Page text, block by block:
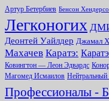
Артур Бетербиев Бенсон
Легконогих
Деонтей Уайлдер Джамал
Махачев Каратэ:
Ковингтон — Леон Эдвардс
Магомед Исмаилов Нейтральный
Профессионалы -